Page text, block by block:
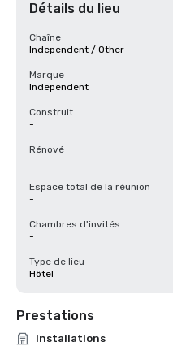
Détails du lieu
Chaîne
Independent / Other
Marque
Independent
Construit
-
Rénové
-
Espace total de la réunion
-
Chambres d'invités
-
Type de lieu
Hôtel
Prestations
Installations